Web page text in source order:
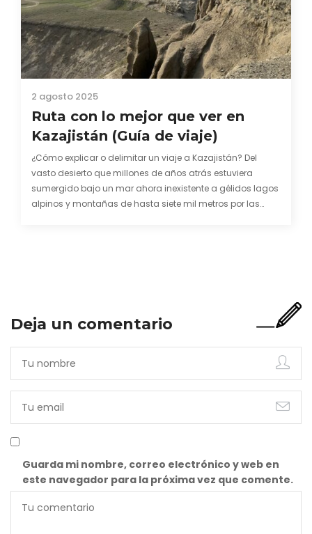
2 agosto 2025
Ruta con lo mejor que ver en
Kazajistán (Guía de viaje)
¿Cómo explicar o delimitar un viaje a Kazajistán? Del
vasto desierto que millones de años atrás estuviera
sumergido bajo un mar ahora inexistente a gélidos lagos
alpinos y montañas de hasta siete mil metros por las
Deja un comentario
Guarda mi nombre, correo electrónico y web en
este navegador para la próxima vez que comente.